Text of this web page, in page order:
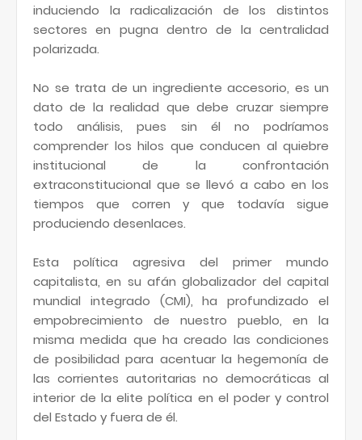
induciendo la radicalización de los distintos
sectores en pugna dentro de la centralidad
polarizada.
No se trata de un ingrediente accesorio, es un
dato de la realidad que debe cruzar siempre
todo análisis, pues sin él no podríamos
comprender los hilos que conducen al quiebre
institucional de la confrontación
extraconstitucional que se llevó a cabo en los
tiempos que corren y que todavía sigue
produciendo desenlaces.
Esta política agresiva del primer mundo
capitalista, en su afán globalizador del capital
mundial integrado (CMI), ha profundizado el
empobrecimiento de nuestro pueblo, en la
misma medida que ha creado las condiciones
de posibilidad para acentuar la hegemonía de
las corrientes autoritarias no democráticas al
interior de la elite política en el poder y control
del Estado y fuera de él.